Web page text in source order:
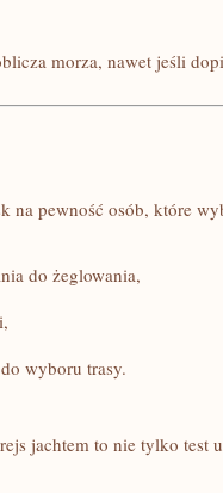
morza, nawet jeśli
na pewność osób, które
do żeglowania,
wyboru trasy.
jachtem to nie tylko test